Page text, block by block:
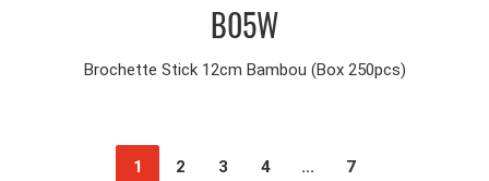
B05W
Brochette Stick 12cm Bambou (Box 250pcs)
1 2 3 4 ... 7